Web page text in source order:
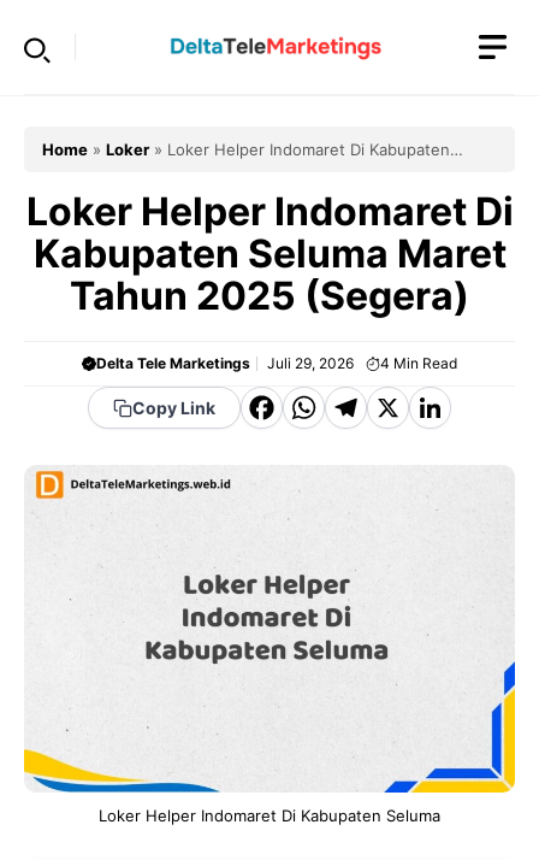
Home » Loker » Loker Helper Indomaret Di Kabupaten
Loker Helper Indomaret Di
Kabupaten Seluma Maret
Tahun 2025 (Segera)
Delta Tele Marketings Juli 29, 2026 4 Min Read
Copy Link
F
e
b
o
o
W
a
t
s
A
p
T
g
a
m
X Li
k
e
Loker Helper Indomaret Di Kabupaten Seluma